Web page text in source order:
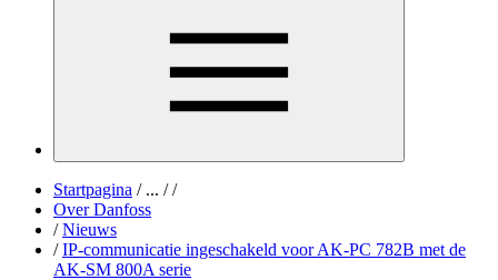
Startpagina /... / /
Over Danfoss
/ Nieuws
/ IP-communicatie ingeschakeld voor AK-PC 782B met de
AK-SM 800A serie